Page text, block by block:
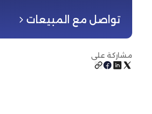
تواصل مع المبيعات
مشاركة على